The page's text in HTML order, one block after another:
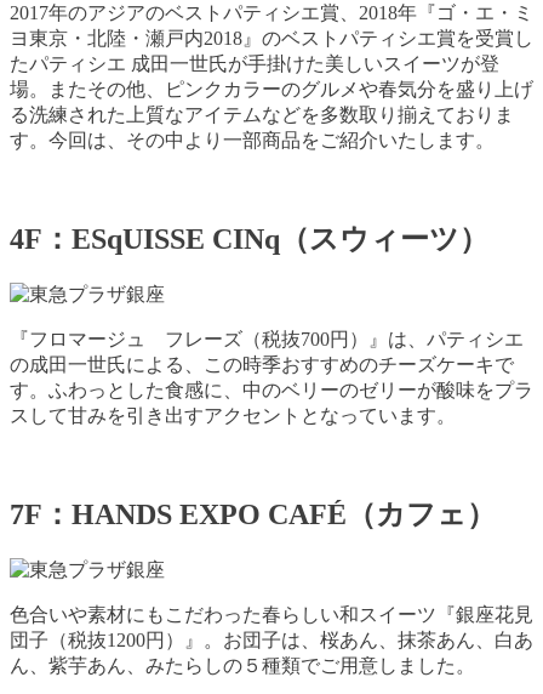
2017年のアジアのベストパティシエ賞、2018年『ゴ・エ・ミ
ヨ東京・北陸・瀬戸内2018』のベストパティシエ賞を受賞し
たパティシエ 成田一世氏が手掛けた美しいスイーツが登
場。またその他、ピンクカラーのグルメや春気分を盛り上げ
る洗練された上質なアイテムなどを多数取り揃えておりま
す。今回は、その中より一部商品をご紹介いたします。
4F：ESqUISSE CINq（スウィーツ）
『フロマージュ フレーズ（税抜700円）』は、パティシエ
の成田一世氏による、この時季おすすめのチーズケーキで
す。ふわっとした食感に、中のベリーのゼリーが酸味をプラ
スして甘みを引き出すアクセントとなっています。
7F：HANDS EXPO CAFÉ（カフェ）
色合いや素材にもこだわった春らしい和スイーツ『銀座花見
団子（税抜1200円）』。お団子は、桜あん、抹茶あん、白あ
ん、紫芋あん、みたらしの５種類でご用意しました。